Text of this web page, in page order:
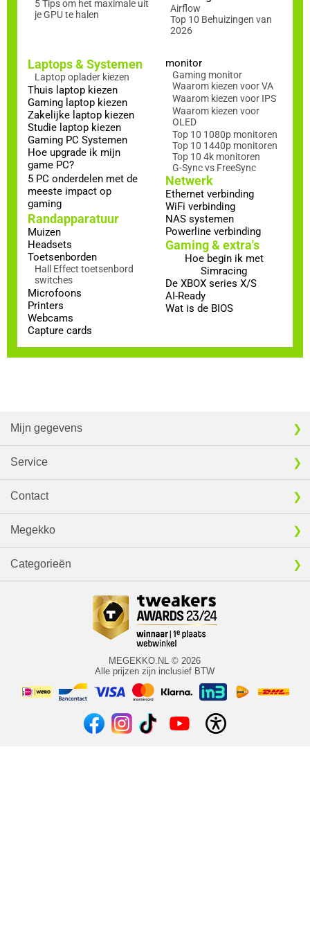
5 Tips om het maximale uit
je GPU te halen
Airflow
Top 10 Behuizingen van
2026
Laptops & Systemen
Laptop oplader kiezen
Thuis laptop kiezen
Gaming laptop kiezen
Zakelijke laptop kiezen
Studie laptop kiezen
Gaming PC Systemen
Hoe upgrade ik mijn
game PC?
5 PC onderdelen met de
meeste impact op
gaming
Randapparatuur
Muizen
Headsets
Toetsenborden
Hall Effect toetsenbord
switches
Microfoons
Printers
Webcams
Capture cards
monitor
Gaming monitor
Waarom kiezen voor VA
Waarom kiezen voor IPS
Waarom kiezen voor
OLED
Top 10 1080p monitoren
Top 10 1440p monitoren
Top 10 4k monitoren
G-Sync vs FreeSync
Netwerk
Ethernet verbinding
WiFi verbinding
NAS systemen
Powerline verbinding
Gaming & extra's
Hoe begin ik met
Simracing
De XBOX series X/S
AI-Ready
Wat is de BIOS
Mijn gegevens
Service
Contact
Megekko
Categorieën
MEGEKKO.NL © 2026
Alle prijzen zijn inclusief BTW